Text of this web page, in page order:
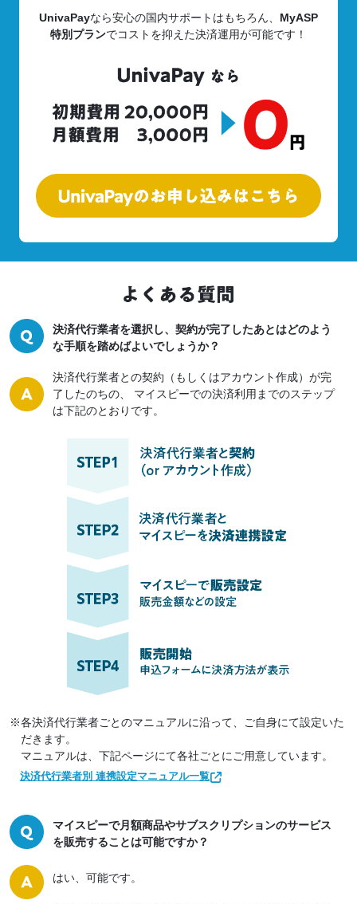
UnivaPayなら安心の国内サポートはもちろん、 MyASP
特別プランでコストを抑えた決済運用が可能です！
決済代行業者を選択し、契約が完了したあとはどのよう
な手順を踏めばよいでしょうか？
決済代行業者との契約（もしくはアカウント作成）が完
了したのちの、
マイスピーでの決済利用までのステップ
は下記のとおりです。
※各決済代行業者ごとのマニュアルに沿って、ご自身にて設定いた
だきます。
マニュアルは、下記ページにて各社ごとにご用意しています。
決済代行業者別 連携設定マニュアル一覧
マイスピーで月額商品やサブスクリプションのサービス
を販売することは可能ですか？
はい、可能です。